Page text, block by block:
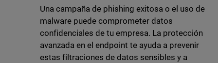
Una campaña de phishing exitosa o el uso de
malware puede comprometer datos
confidenciales de tu empresa. La protección
avanzada en el endpoint te ayuda a prevenir
estas filtraciones de datos sensibles y a